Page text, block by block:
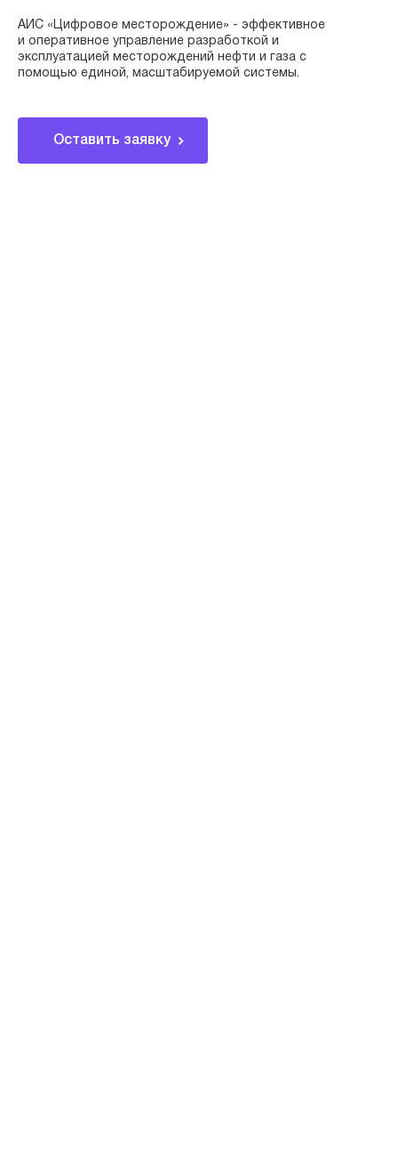
АИС «Цифровое месторождение» - эффективное
и оперативное управление разработкой и
эксплуатацией месторождений нефти и газа с
помощью единой, масштабируемой системы.
Оставить заявку